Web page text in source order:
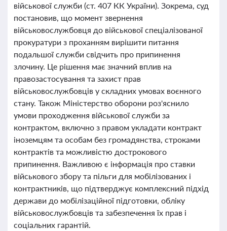
військової служби (ст. 407 КК України). Зокрема, суд
постановив, що момент звернення
військовослужбовця до військової спеціалізованої
прокуратури з проханням вирішити питання
подальшої служби свідчить про припинення
злочину. Це рішення має значний вплив на
правозастосування та захист прав
військовослужбовців у складних умовах воєнного
стану. Також Міністерство оборони роз'яснило
умови проходження військової служби за
контрактом, включно з правом укладати контракт
іноземцям та особам без громадянства, строками
контрактів та можливістю дострокового
припинення. Важливою є інформація про ставки
військового збору та пільги для мобілізованих і
контрактників, що підтверджує комплексний підхід
держави до мобілізаційної підготовки, обліку
військовослужбовців та забезпечення їх прав і
соціальних гарантій.